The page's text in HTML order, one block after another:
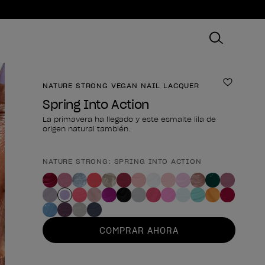
NATURE STRONG VEGAN NAIL LACQUER Añadir
Spring Into Action
La primavera ha llegado y este esmalte lila de
origen natural también.
Forma del producto
NATURE STRONG: SPRING INTO ACTION
COMPRAR AHORA